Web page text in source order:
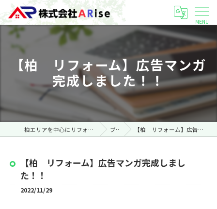
【柏 リフォーム】広告マンガ
完成しました！！
柏エリアを中心にリフォームなら株式会社ARise ブログ 【柏 リフォーム】広告マンガ完成しました！！
【柏 リフォーム】広告マンガ完成しまし
た！！
2022/11/29